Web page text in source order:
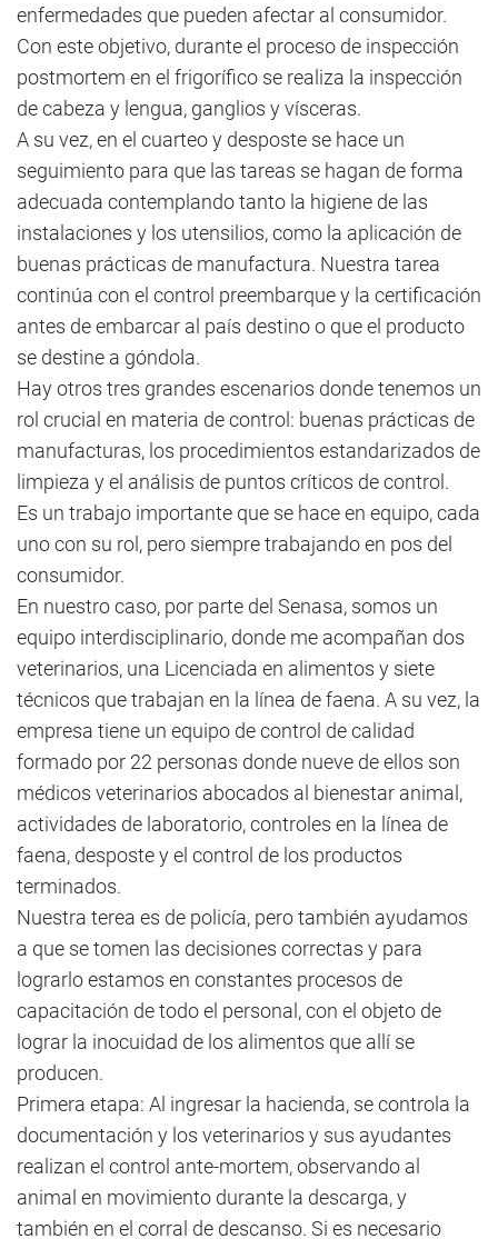
enfermedades que pueden afectar al consumidor.
Con este objetivo, durante el proceso de inspección
postmortem en el frigorífico se realiza la inspección
de cabeza y lengua, ganglios y vísceras.
A su vez, en el cuarteo y desposte se hace un
seguimiento para que las tareas se hagan de forma
adecuada contemplando tanto la higiene de las
instalaciones y los utensilios, como la aplicación de
buenas prácticas de manufactura. Nuestra tarea
continúa con el control preembarque y la certificación
antes de embarcar al país destino o que el producto
se destine a góndola.
Hay otros tres grandes escenarios donde tenemos un
rol crucial en materia de control: buenas prácticas de
manufacturas, los procedimientos estandarizados de
limpieza y el análisis de puntos críticos de control.
Es un trabajo importante que se hace en equipo, cada
uno con su rol, pero siempre trabajando en pos del
consumidor.
En nuestro caso, por parte del Senasa, somos un
equipo interdisciplinario, donde me acompañan dos
veterinarios, una Licenciada en alimentos y siete
técnicos que trabajan en la línea de faena. A su vez, la
empresa tiene un equipo de control de calidad
formado por 22 personas donde nueve de ellos son
médicos veterinarios abocados al bienestar animal,
actividades de laboratorio, controles en la línea de
faena, desposte y el control de los productos
terminados.
Nuestra terea es de policía, pero también ayudamos
a que se tomen las decisiones correctas y para
lograrlo estamos en constantes procesos de
capacitación de todo el personal, con el objeto de
lograr la inocuidad de los alimentos que allí se
producen.
Primera etapa: Al ingresar la hacienda, se controla la
documentación y los veterinarios y sus ayudantes
realizan el control ante-mortem, observando al
animal en movimiento durante la descarga, y
también en el corral de descanso. Si es necesario